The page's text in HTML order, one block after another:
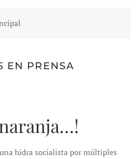
EN PRENSA
hidra socialista por múltiples